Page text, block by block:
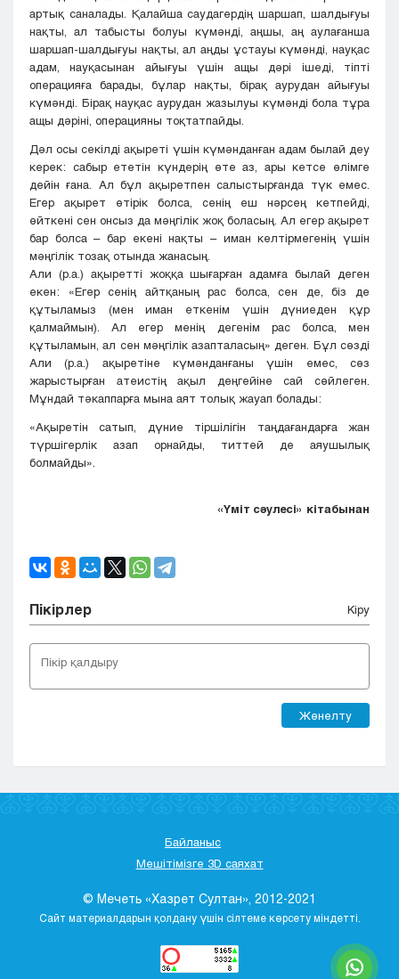
артық саналады. Қалайша саудагердің шаршап, шалдығуы
нақты, ал табысты болуы күмәнді, аңшы, аң аулағанша
шаршап-шалдығуы нақты, ал аңды ұстауы күмәнді, науқас
адам, науқасынан айығуы үшін ащы дәрі ішеді, тіпті
операцияға барады, бұлар нақты, бірақ аурудан айығуы
күмәнді. Бірақ науқас аурудан жазылуы күмәнді бола тұра
ащы дәріні, операцияны тоқтатпайды.
Дәл осы секілді ақыреті үшін күмәнданған адам былай деу
керек: сабыр ететін күндерің өте аз, ары кетсе өлімге
дейін ғана. Ал бұл ақыретпен салыстырғанда түк емес.
Егер ақырет өтірік болса, сенің еш нәрсең кетпейді,
өйткені сен онсыз да мәңгілік жоқ боласың. Ал егер ақырет
бар болса – бар екені нақты – иман келтірмегенің үшін
мәңгілік тозақ отында жанасың.
Али (р.а.) ақыретті жоққа шығарған адамға былай деген
екен: «Егер сенің айтқаның рас болса, сен де, біз де
құтыламыз (мен иман еткенім үшін дүниеден құр
қалмаймын). Ал егер менің дегенім рас болса, мен
құтыламын, ал сен мәңгілік азапталасың» деген. Бұл сөзді
Али (р.а.) ақыретіне күмәнданғаны үшін емес, сөз
жарыстырған атеистің ақыл деңгейіне сай сөйлеген.
Мұндай тәкаппарға мына аят толық жауап болады:
«Ақыретін сатып, дүние тіршілігін таңдағандарға жан
түршігерлік азап орнайды, титтей де аяушылық
болмайды».
«Үміт сәулесі» кітабынан
Пікірлер Кіру
Жөнелту
Байланыс
Мешітімізге 3D саяхат
© Мечеть «Хазрет Султан», 2012-2021
Сайт материалдарын қолдану үшін сілтеме көрсету міндетті.